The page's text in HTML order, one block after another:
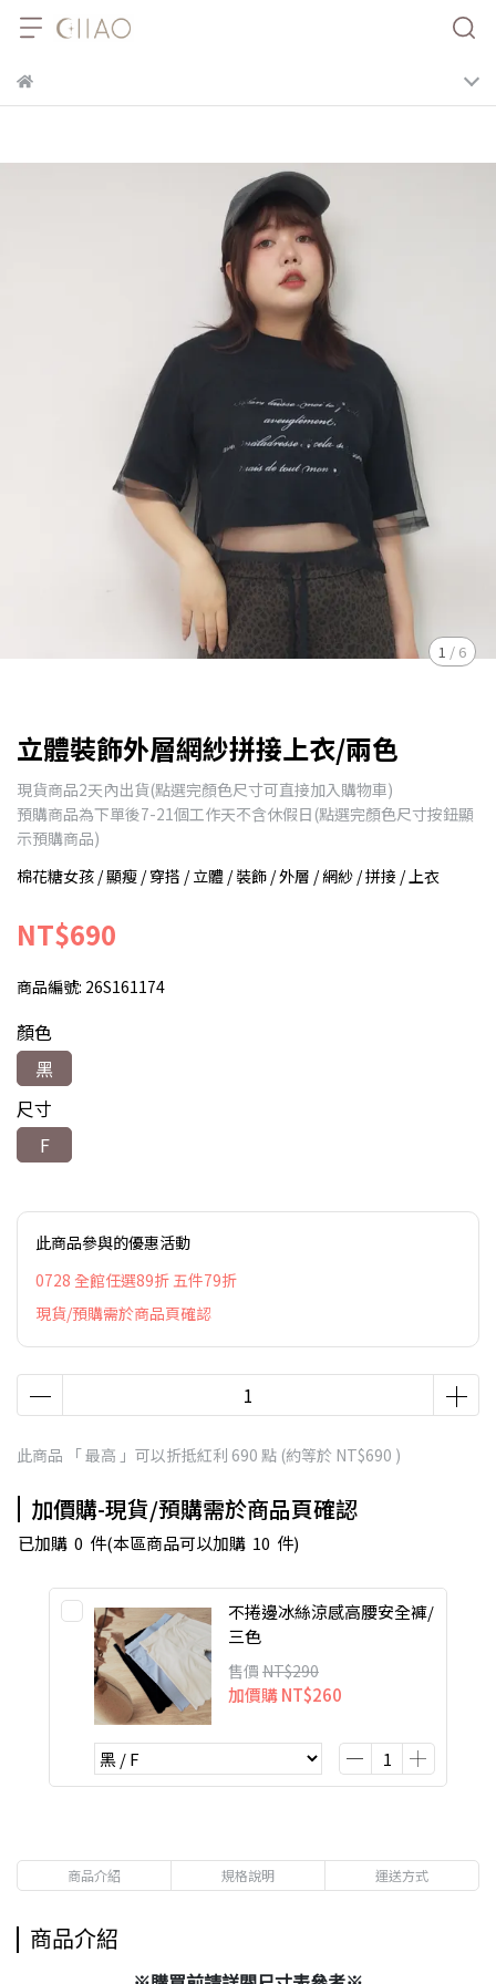
1 / 6
立體裝飾外層網紗拼接上衣/兩色
現貨商品2天內出貨(點選完顏色尺寸可直接加入購物車)
預購商品為下單後7-21個工作天不含休假日(點選完顏色尺寸按鈕顯
示預購商品)
棉花糖女孩 / 顯瘦 / 穿搭 / 立體 / 裝飾 / 外層 / 網紗 / 拼接 / 上衣
NT$690
商品編號: 26S161174
顏色
黑
尺寸
F
此商品參與的優惠活動
0728 全館任選89折 五件79折
現貨/預購需於商品頁確認
此商品 「 最高 」可以折抵紅利 690 點 (約等於 NT$690 )
加價購-現貨/預購需於商品頁確認
已加購 0 件(本區商品可以加購 10 件)
不捲邊冰絲涼感高腰安全褲/
三色
售價 NT$290
加價購NT$260
商品介紹 規格說明 運送方式
商品介紹